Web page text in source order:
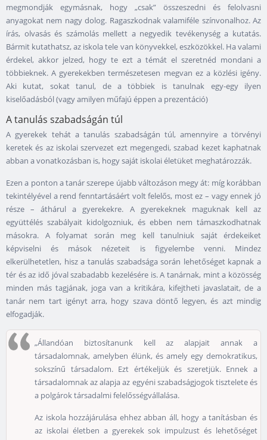
megmondják egymásnak, hogy „csak” összeszedni és felolvasni
anyagokat nem nagy dolog. Ragaszkodnak valamiféle színvonalhoz. Az
írás, olvasás és számolás mellett a negyedik tevékenység a kutatás.
Bármit kutathatsz, az iskola tele van könyvekkel, eszközökkel. Ha valami
érdekel, akkor jelzed, hogy te ezt a témát el szeretnéd mondani a
többieknek. A gyerekekben természetesen megvan ez a közlési igény.
Aki kutat, sokat tanul, de a többiek is tanulnak egy-egy ilyen
kiselőadásból (vagy amilyen műfajú éppen a prezentáció)
A tanulás szabadságán túl
A gyerekek tehát a tanulás szabadságán túl, amennyire a törvényi
keretek és az iskolai szervezet ezt megengedi, szabad kezet kaphatnak
abban a vonatkozásban is, hogy saját iskolai életüket meghatározzák.
Ezen a ponton a tanár szerepe újabb változáson megy át: míg korábban
tekintélyével a rend fenntartásáért volt felelős, most ez – vagy ennek jó
része – áthárul a gyerekekre. A gyerekeknek maguknak kell az
együttélés szabályait kidolgozniuk, és ebben nem támaszkodhatnak
másokra. A folyamat során meg kell tanulniuk saját érdekeiket
képviselni és mások nézeteit is figyelembe venni. Mindez
elkerülhetetlen, hisz a tanulás szabadsága során lehetőséget kapnak a
tér és az idő jóval szabadabb kezelésére is. A tanárnak, mint a közösség
minden más tagjának, joga van a kritikára, kifejtheti javaslatait, de a
tanár nem tart igényt arra, hogy szava döntő legyen, és azt mindig
elfogadják.
„Állandóan biztosítanunk kell az alapjait annak a
társadalomnak, amelyben élünk, és amely egy demokratikus,
sokszínű társadalom. Ezt értékeljük és szeretjük. Ennek a
társadalomnak az alapja az egyéni szabadságjogok tisztelete és
a polgárok társadalmi felelősségvállalása.
Az iskola hozzájárulása ehhez abban áll, hogy a tanításban és
az iskolai életben a gyerekek sok impulzust és lehetőséget